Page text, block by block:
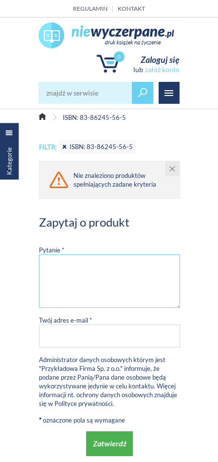
REGULAMIN KONTAKT
0 Zaloguj się
załóż konto
ISBN: 83-86245-56-5
Kategorie FILTR: ISBN: 83-86245-56-5
Nie znaleziono produktów
spełniających zadane kryteria
Zapytaj o produkt
Pytanie *
Twój adres e-mail *
Administrator danych osobowych którym jest
"Przykładowa Firma Sp. z o.o." informuje, że
podane przez Panią/Pana dane osobowe będą
wykorzystywane jedynie w celu kontaktu. Więcej
informacji nt. ochrony danych osobowych znajduje
się w Polityce prywatności.
*oznaczone pola są wymagane
Zatwierdź